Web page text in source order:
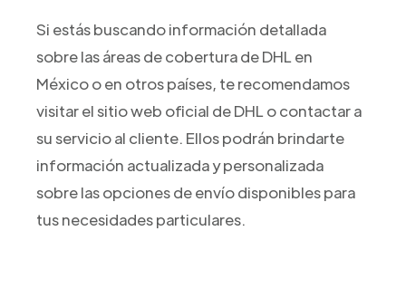
Si estás buscando información detallada
sobre las áreas de cobertura de DHL en
México o en otros países, te recomendamos
visitar el sitio web oficial de DHL o contactar a
su servicio al cliente. Ellos podrán brindarte
información actualizada y personalizada
sobre las opciones de envío disponibles para
tus necesidades particulares.